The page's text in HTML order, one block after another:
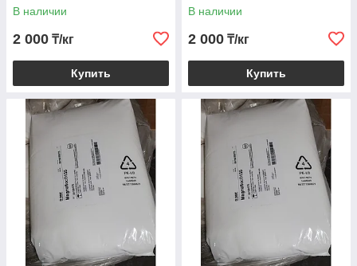
В наличии
2 000 ₸/кг
Купить
В наличии
2 000 ₸/кг
Купить